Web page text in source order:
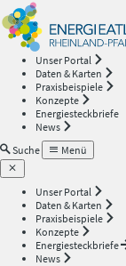
Unser Portal
Daten & Karten
Praxisbeispiele
Konzepte
Energiesteckbriefe
News
Suche
Menü
Unser Portal
Daten & Karten
Praxisbeispiele
Konzepte
Energiesteckbriefe
News